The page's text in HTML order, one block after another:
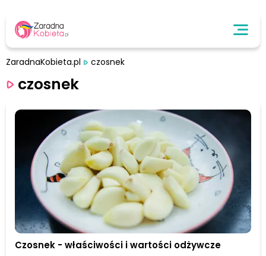
ZaradnaKobieta.pl czosnek
czosnek
Czosnek - właściwości i wartości odżywcze